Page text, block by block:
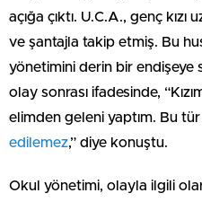
açığa çıktı. U.C.A., genç
ve şantajla takip etmiş. Bu
yönetimini derin bir endişeye
olay sonrası ifadesinde,
elimden geleni yaptım. Bu
edilemez,” diye konuştu.
Okul yönetimi, olayla ilgili